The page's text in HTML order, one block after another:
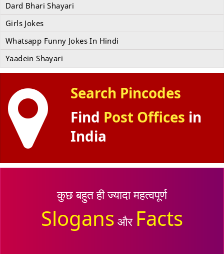
Dard Bhari Shayari
Girls Jokes
Whatsapp Funny Jokes In Hindi
Yaadein Shayari
Search Pincodes
Find Post Offices in
India
कुछ बहुत ही ज्यादा महत्वपूर्ण
Slogans और Facts